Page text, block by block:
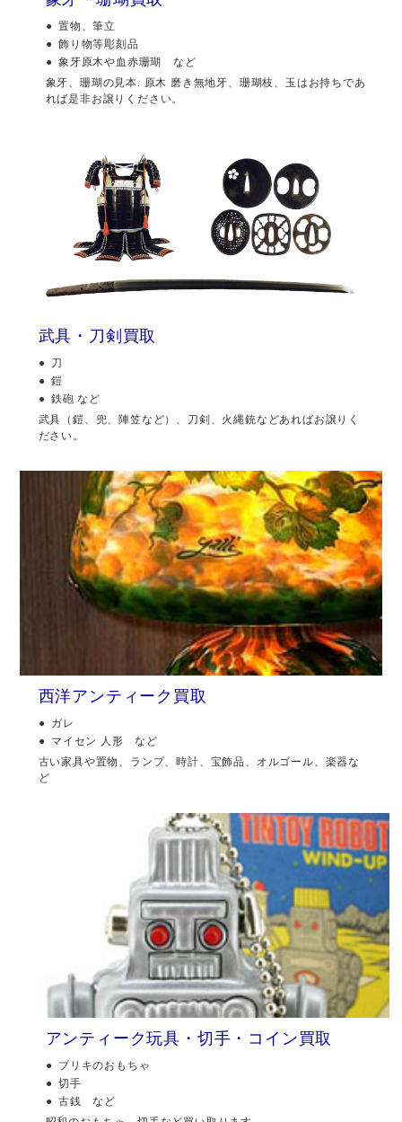
置物、筆立
飾り物等彫刻品
象牙原木や血赤珊瑚 など
象牙、珊瑚の見本. 原木 磨き無地牙、珊瑚枝、玉はお持ちであ
れば是非お譲りください。
武具・刀剣買取
刀
鎧
鉄砲 など
武具（鎧、兜、陣笠など）、刀剣、火縄銃などあればお譲りく
ださい。
西洋アンティーク買取
ガレ
マイセン 人形 など
古い家具や置物、ランプ、時計、宝飾品、オルゴール、楽器な
ど
アンティーク玩具・切手・コイン買取
ブリキのおもちゃ
切手
古銭 など